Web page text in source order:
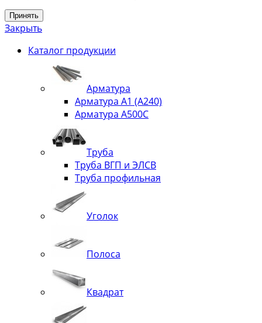
Принять
Закрыть
Каталог продукции
Арматура
Арматура А1 (А240)
Арматура А500С
Труба
Труба ВГП и ЭЛСВ
Труба профильная
Уголок
Полоса
Квадрат